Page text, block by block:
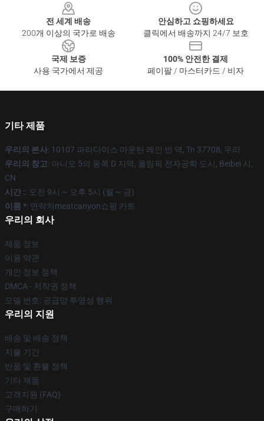
전 세계 배송
200개 이상의 국가로 배송
안심하고 쇼핑하세요
클릭에서 배송까지 24/7 보호
국제 보증
사용 국가에서 제공
100% 안전한 결제
페이팔 / 마스터카드 / 비자
기타 제품
우리의 본사: 10107 파라다이스 마운틴 레인 빈 역, Tn 37708, 우리
우리의 창고: 아니오 5의 동쪽 D 지역, 올림픽 전자공학 도시, Beibei 시,
CN
시간 :: 오전 9시 ~ 오후 5시 (월 ~ 금)
이름 *: 연락처meatcanyon쇼핑 카트
우리의 회사
제품 정보
이용 약관
개인 정보 정책
DMCA - 저작권 정책
모델 번호: 공급망 투명성 행위
우리의 지원
배송 및 배송 정책
지불 기간
반품 및 환불 정책
기타 제품
고객지원 (FAQ)
구매하기